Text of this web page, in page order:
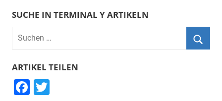
SUCHE IN TERMINAL Y ARTIKELN
Suchen
nach:
ARTIKEL TEILEN
F